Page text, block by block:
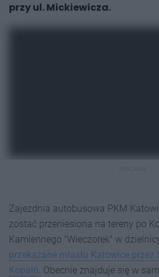
przy ul. Mickiewicza.
Zajezdnia autobusowa PKM
zostać przeniesiona na tereny po
Kamiennego "Wieczorek" w
przekazane miastu Katowice przez
Kopalń . Obecnie znajduje się w